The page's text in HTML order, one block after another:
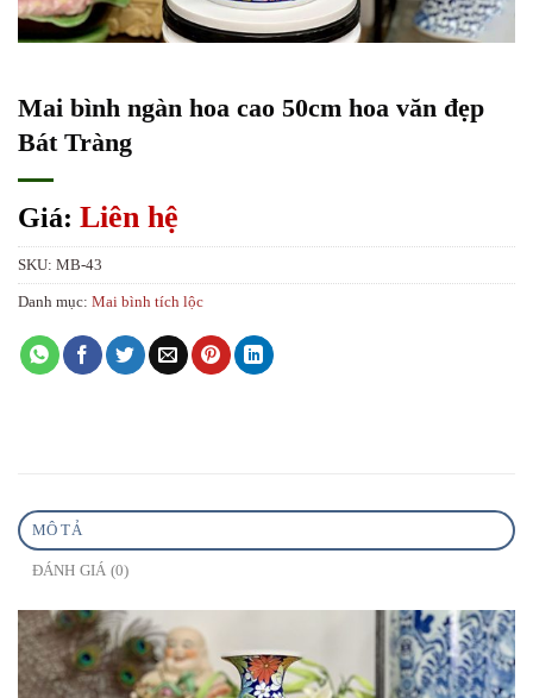
Mai bình ngàn hoa cao 50cm hoa văn đẹp
Bát Tràng
Giá: Liên hệ
SKU: MB-43
Danh mục: Mai bình tích lộc
MÔ TẢ
ĐÁNH GIÁ (0)